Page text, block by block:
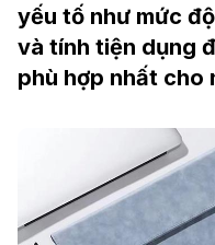
yếu tố như mức
và tính tiện dụng
phù hợp nhất cho